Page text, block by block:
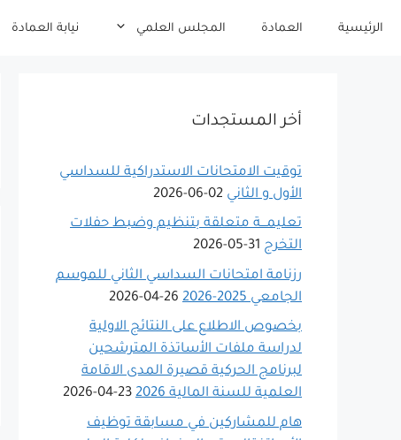
الرئيسية العمادة المجلس العلمي نيابة العمادة
أخر المستجدات
توقيت الامتحانات الاستدراكية للسداسي
اﻷول و الثاني 02-06-2026
تعليمـــة متعلقة بتنظيم وضبط حفلات
التخرج 31-05-2026
رزنامة امتحانات السداسي الثاني للموسم
الجامعي 2025-2026
26-04-2026
بخصوص الاطلاع على النتائج الاولية
لدراسة ملفات الأساتذة المترشحين
لبرنامج الحركية قصيرة المدى الاقامة
العلمية للسنة المالية 2026
23-04-2026
هام للمشاركين في مسابقة توظيف